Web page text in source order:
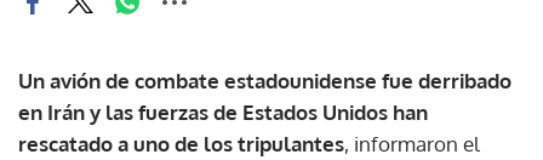
Un avión de combate estadounidense fue derribado
en Irán y las fuerzas de Estados Unidos han
rescatado a uno de los tripulantes, informaron el